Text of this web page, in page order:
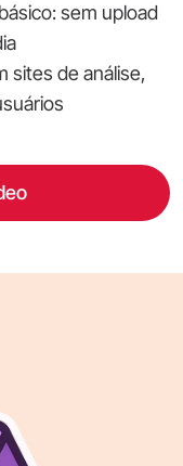
sem upload
sites de análise,